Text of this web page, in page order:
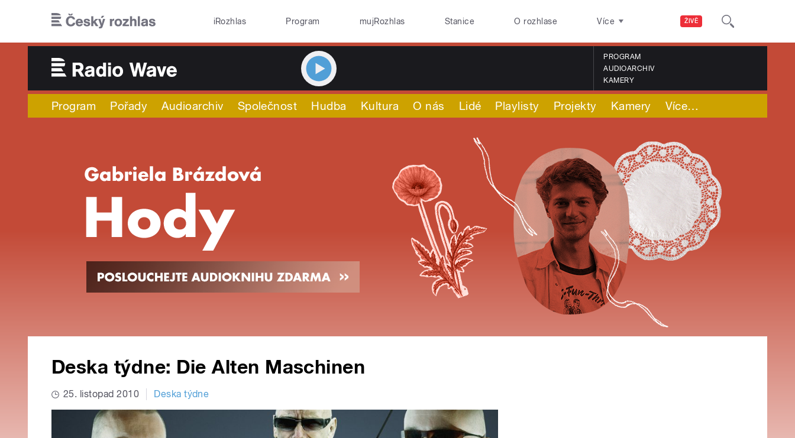
ŽIVĚ
iRozhlas Program mujRozhlas Stanice O rozhlase Více
PROGRAM
AUDIOARCHIV
KAMERY
Program Pořady Audioarchiv Společnost Hudba Kultura O nás Lidé Playlisty Projekty Kamery Více…
Deska týdne: Die Alten Maschinen
25. listopad 2010 Deska týdne